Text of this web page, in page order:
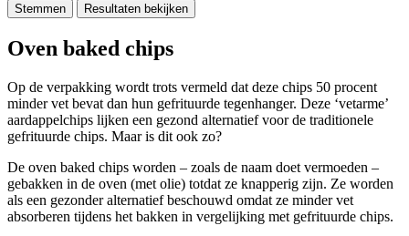
Stemmen Resultaten bekijken
Oven baked chips
Op de verpakking wordt trots vermeld dat deze chips 50 procent
minder vet bevat dan hun gefrituurde tegenhanger. Deze ‘vetarme’
aardappelchips lijken een gezond alternatief voor de traditionele
gefrituurde chips. Maar is dit ook zo?
De oven baked chips worden – zoals de naam doet vermoeden –
gebakken in de oven (met olie) totdat ze knapperig zijn. Ze worden
als een gezonder alternatief beschouwd omdat ze minder vet
absorberen tijdens het bakken in vergelijking met gefrituurde chips.